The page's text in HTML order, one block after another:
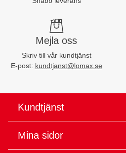
Mejla oss
Skriv till vår kundtjänst
E-post: kundtjanst@lomax.se
Kundtjänst
Mina sidor